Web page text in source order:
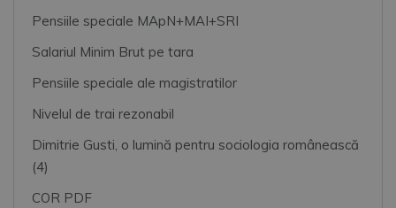
Pensiile speciale MApN+MAI+SRI
Salariul Minim Brut pe tara
Pensiile speciale ale magistratilor
Nivelul de trai rezonabil
Dimitrie Gusti, o lumină pentru sociologia românească
(4)
COR PDF